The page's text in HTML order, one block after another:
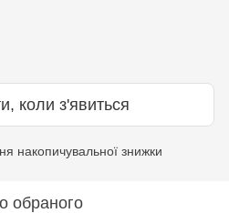
коли з'явиться
накопичувальної знижки
обраного